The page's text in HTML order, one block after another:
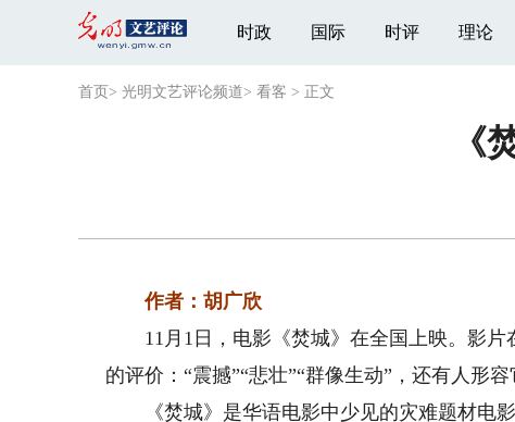
时政 国际 时评 理论
首页 > 光明文艺评论频道> 看客 > 正文
《
作者：胡广欣
11月1日，电影《焚城》在全国上映。影片
的评价：“震撼”“悲壮”“群像生动”，还有人形
《焚城》是华语电影中少见的灾难题材电影